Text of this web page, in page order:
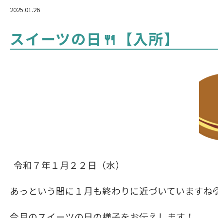
2025.01.26
スイーツの日🍴【入所】
令和７年１月２２日（水）
あっという間に１月も終わりに近づいていますね